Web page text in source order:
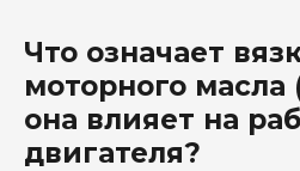
Что означает
моторного масла
она влияет на
двигателя?